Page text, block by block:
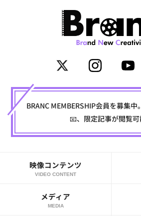
BRANC MEMBERSHIP会員を募集
📧、限定記事が閲覧
映像コンテンツ
VIDEO CONTENT
メディア
MEDIA